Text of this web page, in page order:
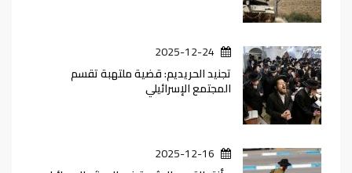
2025-12-24
تجنيد الحريديم: قضية ملتهبة تقسم
المجتمع الإسرائيلي
2025-12-16